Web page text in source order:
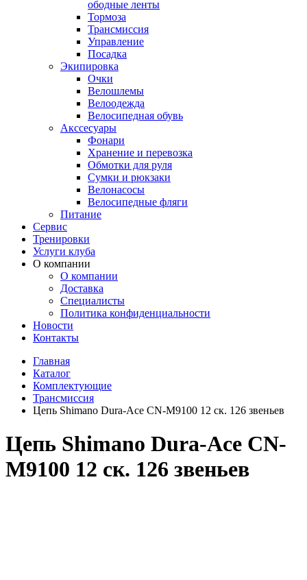
ободные ленты
Тормоза
Трансмиссия
Управление
Посадка
Экипировка
Очки
Велошлемы
Велоодежда
Велосипедная обувь
Акссесуары
Фонари
Хранение и перевозка
Обмотки для руля
Сумки и рюкзаки
Велонасосы
Велосипедные фляги
Питание
Сервис
Тренировки
Услуги клуба
О компании
О компании
Доставка
Специалисты
Политика конфиденциальности
Новости
Контакты
Главная
Каталог
Комплектующие
Трансмиссия
Цепь Shimano Dura-Ace CN-M9100 12 ск. 126 звеньев
Цепь Shimano Dura-Ace CN-
M9100 12 ск. 126 звеньев